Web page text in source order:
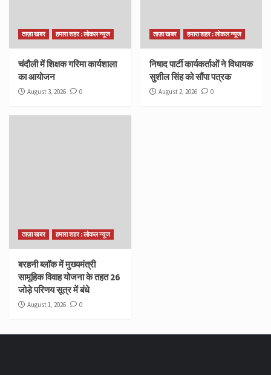
ताज़ा खबर हमारा शहर : लोकल न्यूज
चंदौली में शिक्षक गरिमा कार्यशाला
का आयोजन
August 3, 2026 0
ताज़ा खबर हमारा शहर : लोकल न्यूज
निषाद पार्टी कार्यकर्ताओं ने विधायक
सुशील सिंह को सौंपा पत्रक
August 2, 2026 0
ताज़ा खबर हमारा शहर : लोकल न्यूज
बरहनी ब्लॉक में मुख्यमंत्री
सामूहिक विवाह योजना के तहत 26
जोड़े परिणय सूत्र में बंधे
August 1, 2026 0